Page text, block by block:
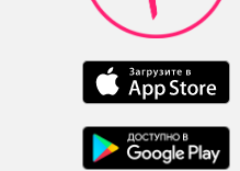
Google
Мобильное
приложение
Professional
загрузить
Мобильное
приложение